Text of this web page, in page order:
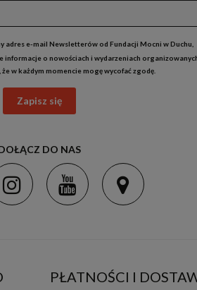
adres e-mail Newsletterów od Fundacji Mocni w Duchu,
informacje o nowościach i wydarzeniach
że w każdym momencie mogę wycofać zgodę.
Zapisz się
DO NAS
PŁATNOŚCI I